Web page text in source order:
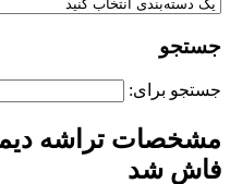
جستجو
جستجو برای:
فاش شد